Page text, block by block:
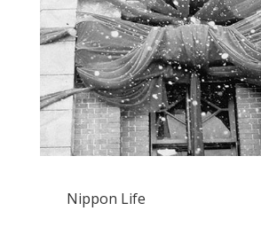
Nippon Life